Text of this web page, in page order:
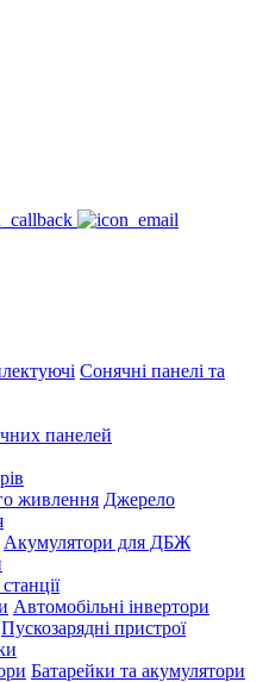
Сонячні панелі та
панелей
Джерело
Акумулятори для ДБЖ
Автомобільні інвертори
Пускозарядні пристрої
Батарейки та акумулятори